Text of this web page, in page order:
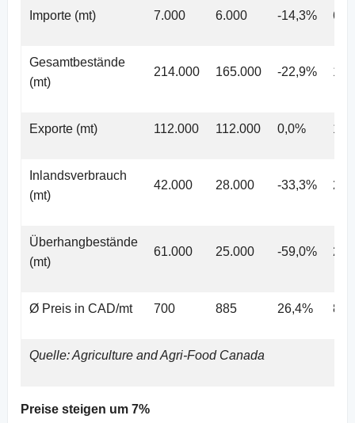
Importe (mt) 7.000 6.000 -14,3%
Gesamtbestände
(mt)
214.000 165.000 -22,9%
Exporte (mt) 112.000 112.000 0,0%
Inlandsverbrauch
(mt)
42.000 28.000 -33,3%
Überhangbestände
(mt)
61.000 25.000 -59,0%
Ø Preis in CAD/mt 700 885 26,4% 885
Quelle: Agriculture and Agri-Food Canada
Preise steigen um 7%